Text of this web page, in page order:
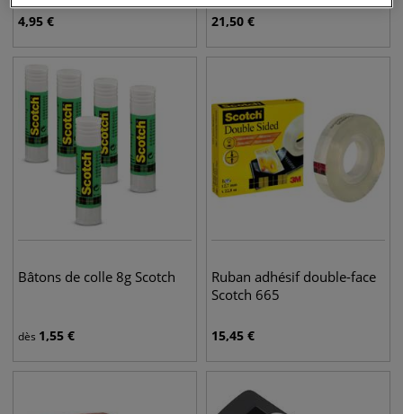
4,95 € 21,50 €
Bâtons de colle 8g Scotch
dès 1,55 €
Ruban adhésif double-face
Scotch 665
15,45 €